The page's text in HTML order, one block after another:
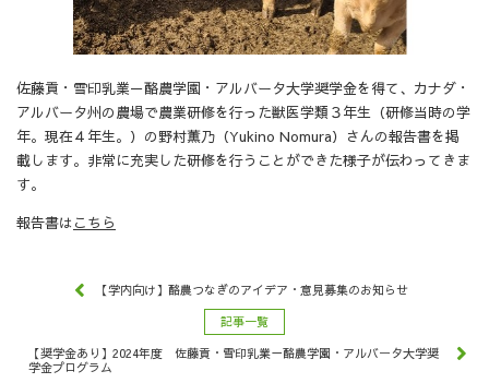
佐藤貢・雪印乳業－酪農学園・アルバータ大学奨学金を得て、カナダ・
アルバータ州の農場で農業研修を行った獣医学類３年生（研修当時の学
年。現在４年生。）の野村薫乃（Yukino Nomura）さんの報告書を掲
載します。非常に充実した研修を行うことができた様子が伝わってきま
す。
報告書はこちら
【学内向け】酪農つなぎのアイデア・意見募集のお知らせ
記事一覧
【奨学金あり】2024年度 佐藤貢・雪印乳業－酪農学園・アルバータ大学奨
学金プログラム